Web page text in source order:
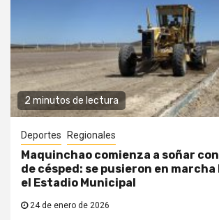
2 minutos de lectura
Deportes Regionales
Maquinchao comienza a soñar
de césped: se pusieron en marcha
el Estadio Municipal
24 de enero de 2026